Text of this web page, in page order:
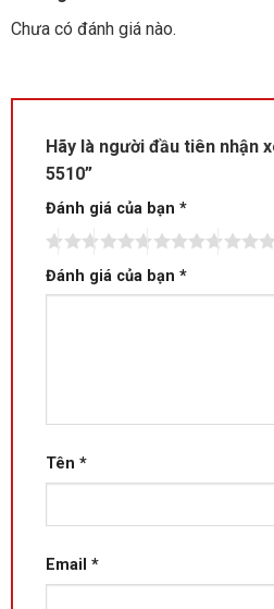
Chưa có đánh giá nào.
Hãy là người đầu tiên nhận
5510”
Đánh giá của bạn *
Đánh giá của bạn *
Tên *
Email *